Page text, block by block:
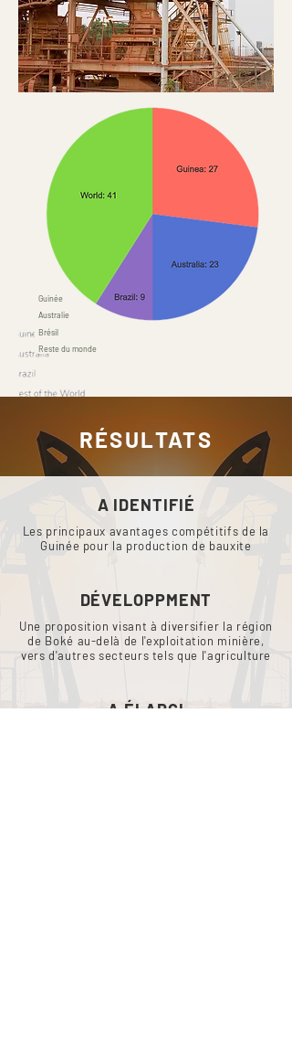
Guinée
Australie
Brésil
Reste du monde
RÉSULTATS
A IDENTIFIÉ
Les principaux avantages compétitifs de la
Guinée pour la production de bauxite
DÉVELOPPMENT
Une proposition visant à diversifier la région
de Boké au-delà de l'exploitation minière,
vers d'autres secteurs tels que l'agriculture
A ÉLARGI